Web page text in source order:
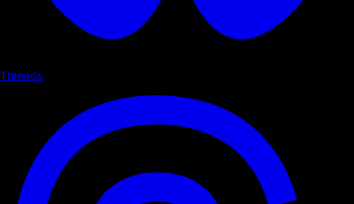
Threads